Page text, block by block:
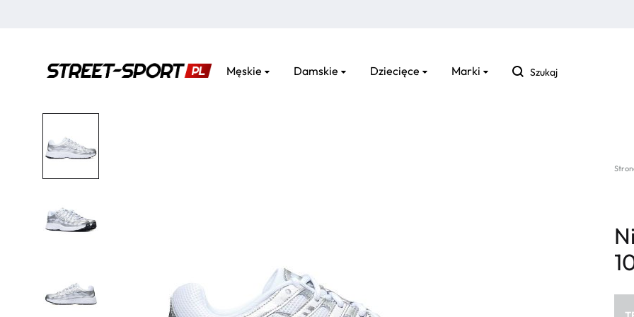
sport.pl
Męskie Damskie Dziecięce Marki Szukaj